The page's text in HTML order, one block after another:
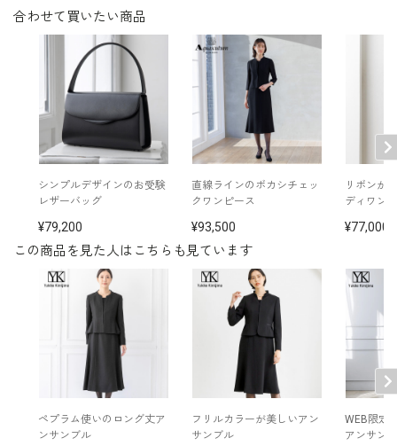
その他
※モデル着用：
イヤリング /
ネックレス /5619896-10
バッグ /
5626222-00
※モデル：身長172cm 9号着用
■ワンピース（単位:cm）
47.5
9号 93.0 78.0 97.5
11号 97.0 101.5 38.5 48.5
101.0 105.5 39.0 49.0
40.0 49.0
表地 トリアセテート 69％
この商品を見た人はこちらも見ています
ペプラム使いのロング丈ア
ンサンブル
フリルカラーが美しいアン
サンブル
WEB限定|
アンサン
合わせて買いたい商品
シンプルデザインのお受験
レザーバッグ
79,200
直線ラインのボカシチェッ
クワンピース
93,500
リボンが
ディワン
77,000